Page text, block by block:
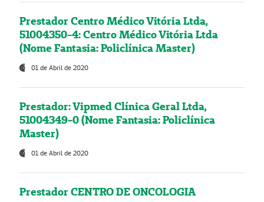
Prestador Centro Médico Vitória Ltda,
51004350-4: Centro Médico Vitória Ltda
(Nome Fantasia: Policlínica Master)
01 de Abril de 2020
Prestador: Vipmed Clínica Geral Ltda,
51004349-0 (Nome Fantasia: Policlínica
Master)
01 de Abril de 2020
Prestador CENTRO DE ONCOLOGIA